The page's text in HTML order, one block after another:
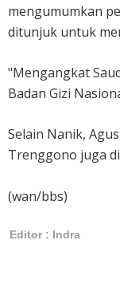
mengumumkan
ditunjuk untuk
"Mengangkat
Badan Gizi
Selain Nanik,
Trenggono juga
(wan/bbs)
Editor : Indra